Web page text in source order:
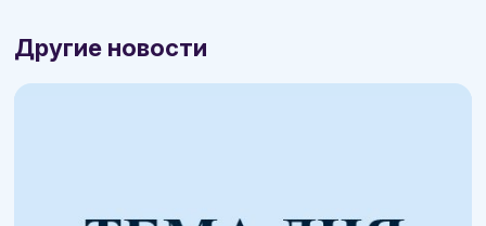
Другие новости